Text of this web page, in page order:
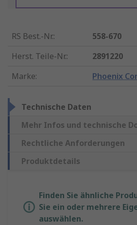
RS Best.-Nr.:
558-670
Herst. Teile-Nr.:
2891220
Marke: Phoenix
Technische Daten
Mehr Infos und technische
Rechtliche Anforderungen
Produktdetails
Finden Sie ähnliche
Sie ein oder mehrere
auswählen.